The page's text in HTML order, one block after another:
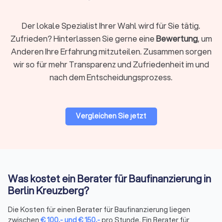
Finanzberatung und Baufinanzierung - Zinsen,
Laufzeit und vieles mehr
Die Aufgaben für Berater sind bei den Finanzthemen sehr
vielfältig. Während die einen sich mit den Zinsen bei der
Modernisierung bessere Optionen für die Folgefinanzierung
oder können verschiedene Finanzbereich miteinander
bringen.
Beratungsaufträge nach Maß
Der lokale Spezialist Ihrer Wahl wird für Sie tätig.
Zufrieden? Hinterlassen Sie gerne eineBewertung, um
Anderen Ihre Erfahrung mitzuteilen. Zusammen sorgen
wir so für mehr Transparenz und Zufriedenheit im und
nach dem Entscheidungsprozess.
Vergleichen Sie jetzt
Was kostet ein Berater für Baufinanzierung in
Berlin Kreuzberg?
Die Kosten für einen Berater für Baufinanzierung liegen